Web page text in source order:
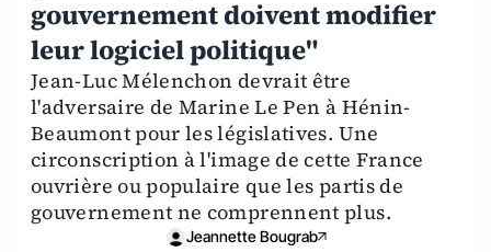
gouvernement doivent modifier
leur logiciel politique"
Jean-Luc Mélenchon devrait être
l'adversaire de Marine Le Pen à Hénin-
Beaumont pour les législatives. Une
circonscription à l'image de cette France
ouvrière ou populaire que les partis de
gouvernement ne comprennent plus.
Jeannette Bougrab